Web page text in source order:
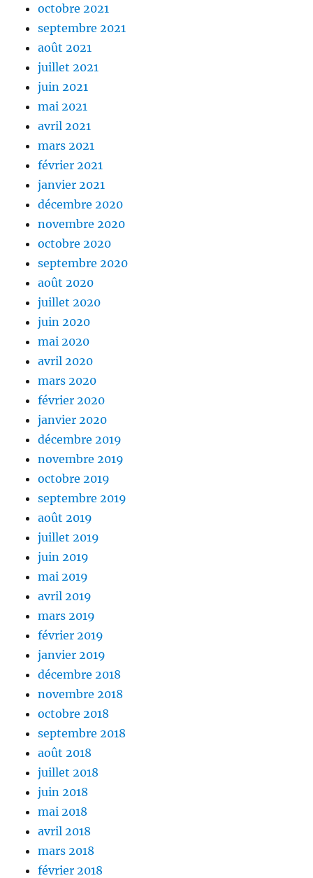
octobre 2021
septembre 2021
août 2021
juillet 2021
juin 2021
mai 2021
avril 2021
mars 2021
février 2021
janvier 2021
décembre 2020
novembre 2020
octobre 2020
septembre 2020
août 2020
juillet 2020
juin 2020
mai 2020
avril 2020
mars 2020
février 2020
janvier 2020
décembre 2019
novembre 2019
octobre 2019
septembre 2019
août 2019
juillet 2019
juin 2019
mai 2019
avril 2019
mars 2019
février 2019
janvier 2019
décembre 2018
novembre 2018
octobre 2018
septembre 2018
août 2018
juillet 2018
juin 2018
mai 2018
avril 2018
mars 2018
février 2018